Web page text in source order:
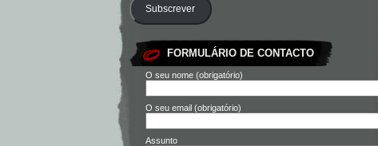
Subscrever
FORMULÁRIO DE CONTACTO
O seu nome (obrigatório)
O seu email (obrigatório)
Assunto